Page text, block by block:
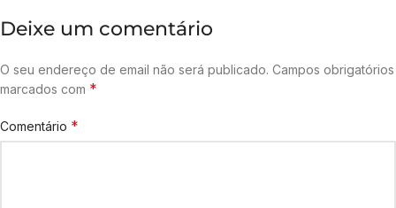
Deixe um comentário
O seu endereço de email não será publicado. Campos obrigatórios
marcados com *
Comentário *